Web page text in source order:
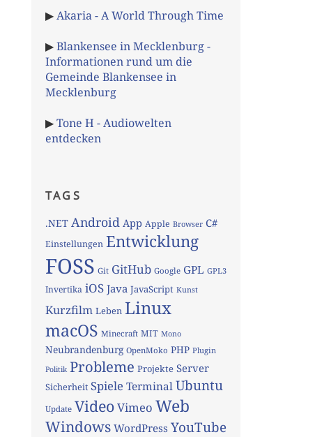
▶Akaria - A World Through Time
▶Blankensee in Mecklenburg -
Informationen rund um die
Gemeinde Blankensee in
Mecklenburg
▶Tone H - Audiowelten
entdecken
TAGS
.NET Android App Apple Browser C#
Einstellungen Entwicklung
FOSS Git GitHub Google GPL GPL3
Invertika iOS Java JavaScript Kunst
Kurzfilm Leben Linux
macOS Minecraft MIT Mono
Neubrandenburg OpenMoko PHP Plugin
Politik Probleme Projekte Server
Sicherheit Spiele TerminalUbuntu
Update VideoVimeo Web
Windows WordPress YouTube